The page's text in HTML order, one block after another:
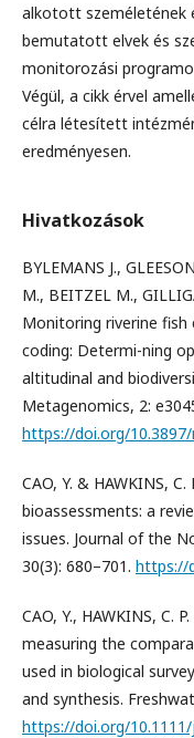
alkotott személetének
bemutatott elvek és
monitorozási
Végül, a cikk érvel
célra létesített
eredményesen.
Hivatkozások
BYLEMANS J.,
M., BEITZEL M.,
Monitoring riverine
coding: Determi-ning
altitudinal and
Metagenomics, 2:
https://doi.org/
CAO, Y. & HAWKINS,
bioassessments: a
issues. Journal of the
30(3): 680–701. https://
CAO, Y., HAWKINS, C.
measuring the
used in biological
and synthesis.
https://doi.org/10.1111/